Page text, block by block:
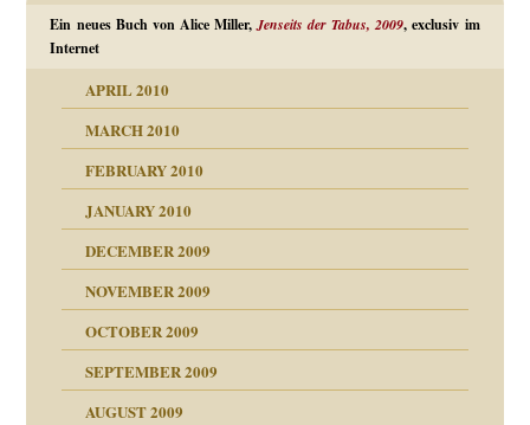
Ein neues Buch von Alice Miller,Jenseits der Tabus, 2009, exclusiv im
Internet
APRIL 2010
MARCH 2010
FEBRUARY 2010
JANUARY 2010
DECEMBER 2009
NOVEMBER 2009
OCTOBER 2009
SEPTEMBER 2009
AUGUST 2009